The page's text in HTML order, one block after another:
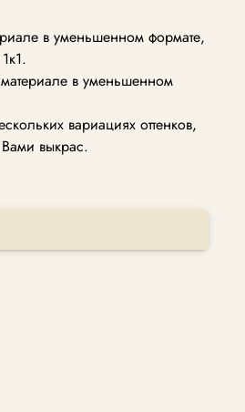
в уменьшенном формате,
в уменьшенном
вариациях оттенков,
выкрас.